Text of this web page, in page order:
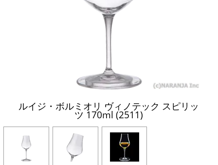
ルイジ・ボルミオリ ヴィノテック スピリッ
ツ 170ml (2511)